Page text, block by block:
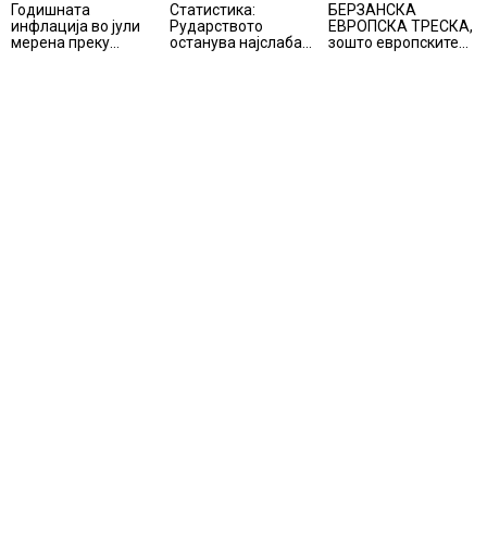
Годишната
инфлација во јули
мерена преку
Статистика:
Рударството
останува најслаба
БЕРЗАНСКА
ЕВРОПСКА ТРЕСКА,
зошто европските